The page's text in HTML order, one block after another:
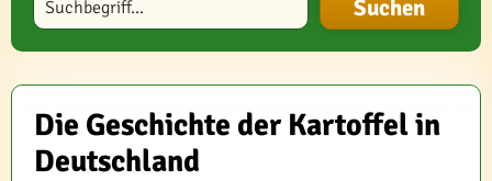
Die Geschichte der Kartoffel in
Deutschland